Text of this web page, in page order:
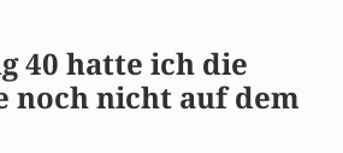
40 hatte ich die
noch nicht auf dem